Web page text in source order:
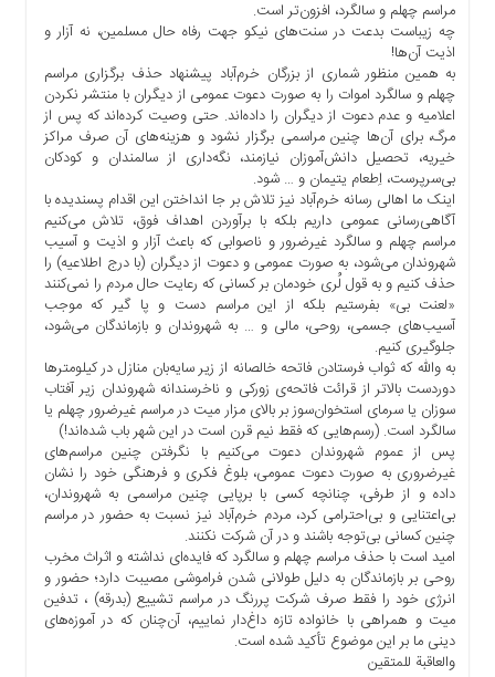
رسانه
ارتباط
برگه
نمونه
تعرفه
درباره
مراسم چهلم و سالگرد، افزون‌تر است.
چه زیباست بدعت در سنت‌های نیکو جهت رفاه حال مسلمین، نه آزار و
اذیت آن‌ها!
به همین منظور شماری از بزرگان خرم‌آباد پیشنهاد حذف برگزاری مراسم
چهلم و سالگرد اموات را به صورت دعوت عمومی از دیگران با منتشر نکردن
اعلامیه و عدم دعوت از دیگران را داده‌اند. حتی وصیت کرده‌اند که پس از
مرگ، برای آن‌ها چنین مراسمی برگزار نشود و هزینه‌های آن صرف مراکز
خیریه، تحصیل دانش‌آموزان نیازمند، نگه‌داری از سالمندان و کودکان
بی‌سرپرست، اِطعام یتیمان و … شود.
اینک ما اهالی رسانه خرم‌آباد نیز تلاش بر جا انداختن این اقدام پسندیده با
آگاهی‌رسانی عمومی داریم بلکه با برآوردن اهداف فوق، تلاش می‌کنیم
مراسم چهلم و سالگرد غیرضرور و ناصوابی که باعث آزار و اذیت و آسیب
شهروندان می‌شود، به صورت عمومی و دعوت از دیگران (با درج اطلاعیه) را
حذف کنیم و به قول لُری خودمان بر کسانی که رعایت حال مردم را نمی‌کنند
«لعنت بی» بفرستیم بلکه از این مراسم دست و پا گیر که موجب
آسیب‌های جسمی، روحی، مالی و … به شهروندان و بازماندگان می‌شود،
جلوگیری کنیم.
به والله که ثواب فرستادن فاتحه خالصانه از زیر سایه‌بان منازل در کیلومترها
دوردست بالاتر از قرائت فاتحه‌ی زورکی و ناخرسندانه شهروندان زیر آفتاب
سوزان یا سرمای استخوان‌سوز بر بالای مزار میت در مراسم غیرضرور چهلم یا
سالگرد است. (رسم‌هایی که فقط نیم قرن است در این شهر باب شده‌اند!)
پس از عموم شهروندان دعوت می‌کنیم با نگرفتن چنین مراسم‌های
غیرضروری به صورت دعوت عمومی، بلوغ فکری و فرهنگی خود را نشان
داده و از طرفی، چنانچه کسی با برپایی چنین مراسمی به شهروندان،
بی‌اعتنایی و بی‌احترامی کرد، مردم خرم‌آباد نیز نسبت به حضور در مراسم
چنین کسانی بی‌توجه باشند و در آن‌ شرکت نکنند.
امید است با حذف مراسم چهلم و سالگرد که فایده‌ای نداشته و اثراث مخرب
روحی بر بازماندگان به دلیل طولانی شدن فراموشی مصیبت دارد؛ حضور و
انرژی خود را فقط صرف شرکت پررنگ در مراسم تشییع (بدرقه) ، تدفین
میت و همراهی با خانواده تازه‌ داغ‌دار نماییم، آن‌چنان که در آموزه‌های
دینی ما بر این موضوع تأکید شده است.
والعاقبة للمتقین